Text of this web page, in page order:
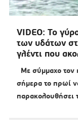
VIDEO: Το
των υδάτων
γλέντι που
Με σύμμαχο τον
σήμερα το πρωί
παρακολουθήσει